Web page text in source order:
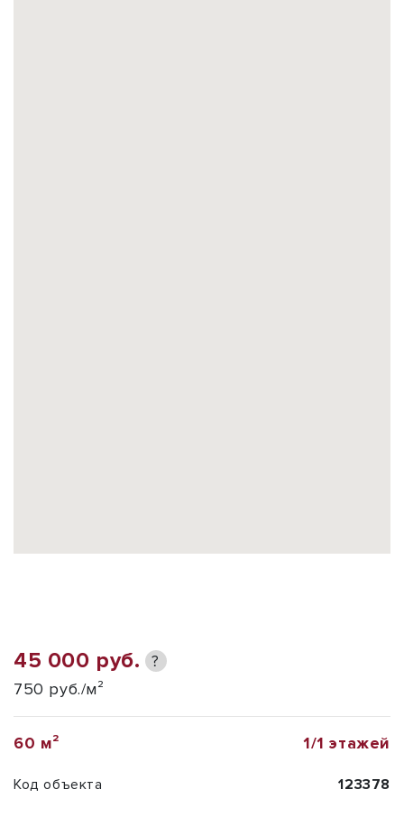
45 000 руб. ?
750 руб./м²
60 м² 1/1 этажей
Код объекта 123378